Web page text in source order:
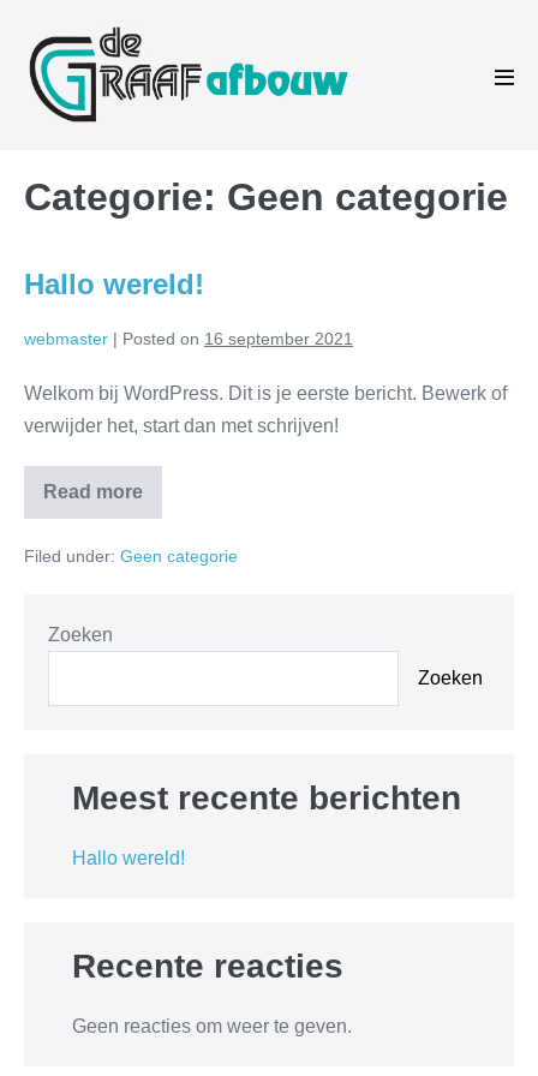
content
Categorie: Geen categorie
Hallo wereld!
webmaster | Posted on 16 september 2021
Welkom bij WordPress. Dit is je eerste bericht. Bewerk of
verwijder het, start dan met schrijven!
Read more
Hallo
wereld!
Filed under: Geen categorie
Zoeken
Zoeken
Meest recente berichten
Hallo wereld!
Recente reacties
Geen reacties om weer te geven.